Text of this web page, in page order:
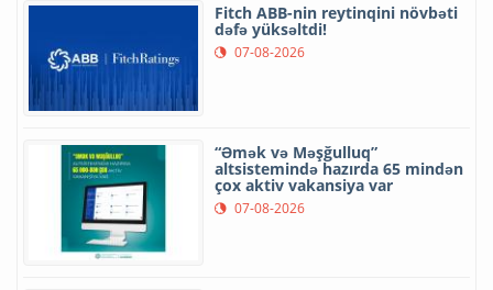
Fitch ABB-nin reytinqini növbəti
dəfə yüksəltdi!
07-08-2026
“Əmək və Məşğulluq”
altsistemində hazırda 65 mindən
çox aktiv vakansiya var
07-08-2026